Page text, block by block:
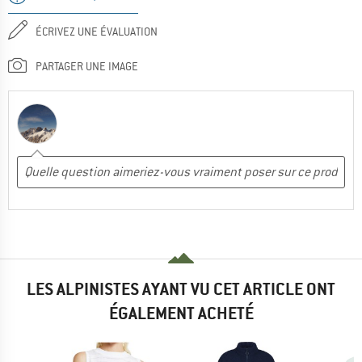
ÉCRIVEZ UNE ÉVALUATION
PARTAGER UNE IMAGE
LES ALPINISTES AYANT VU CET ARTICLE ONT
ÉGALEMENT ACHETÉ